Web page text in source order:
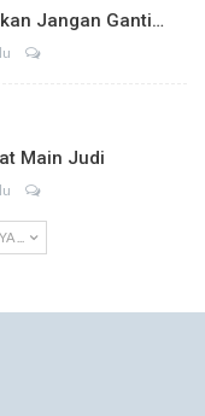
Jangan Ganti…
Main Judi
...